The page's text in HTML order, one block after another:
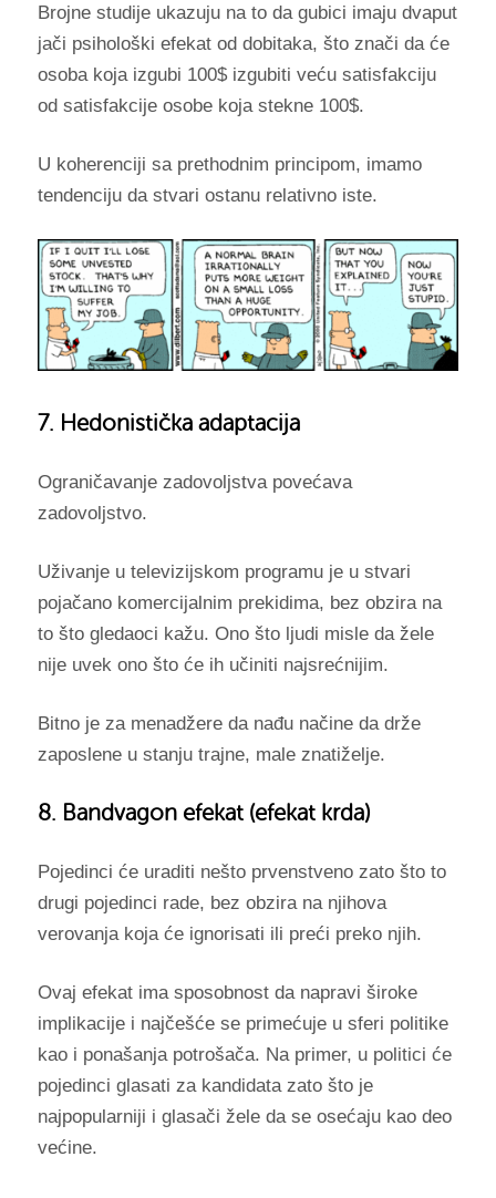
Brojne studije ukazuju na to da gubici imaju dvaput
jači psihološki efekat od dobitaka, što znači da će
osoba koja izgubi 100$ izgubiti veću satisfakciju
od satisfakcije osobe koja stekne 100$.
U koherenciji sa prethodnim principom, imamo
tendenciju da stvari ostanu relativno iste.
7. Hedonistička adaptacija
Ograničavanje zadovoljstva povećava
zadovoljstvo.
Uživanje u televizijskom programu je u stvari
pojačano komercijalnim prekidima, bez obzira na
to što gledaoci kažu. Ono što ljudi misle da žele
nije uvek ono što će ih učiniti najsrećnijim.
Bitno je za menadžere da nađu načine da drže
zaposlene u stanju trajne, male znatiželje.
8. Bandvagon efekat (efekat krda)
Pojedinci će uraditi nešto prvenstveno zato što to
drugi pojedinci rade, bez obzira na njihova
verovanja koja će ignorisati ili preći preko njih.
Ovaj efekat ima sposobnost da napravi široke
implikacije i najčešće se primećuje u sferi politike
kao i ponašanja potrošača. Na primer, u politici će
pojedinci glasati za kandidata zato što je
najpopularniji i glasači žele da se osećaju kao deo
većine.